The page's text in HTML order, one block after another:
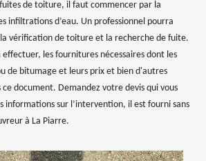
de toiture, il faut commencer par la
infiltrations d’eau. Un professionnel pourra
vérification de toiture et la recherche de fuite.
effectuer, les fournitures nécessaires dont les
de bitumage et leurs prix et bien d'autres
document. Demandez votre devis qui vous
informations sur l’intervention, il est fourni sans
à La Piarre.